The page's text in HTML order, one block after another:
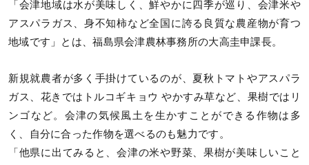
「会津地域は水が美味しく、鮮やかに四季が巡り、会津米や
アスパラガス、身不知柿など全国に誇る良質な農産物が育つ
地域です」とは、福島県会津農林事務所の大高圭申課長。
新規就農者が多く手掛けているのが、夏秋トマトやアスパラ
ガス、花きではトルコギキョウ やかすみ草など、果樹ではリ
ンゴなど。会津の気候風土を生かすことができる作物は多
く、自分に合った作物を選べるのも魅力です。
「他県に出てみると、会津の米や野菜、果樹が美味しいこと